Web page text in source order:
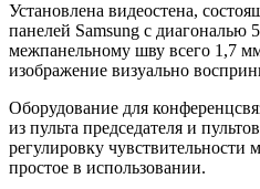
Установлена видеостена,
панелей Samsung с диагональю
межпанельному шву всего 1,7
изображение визуально
Оборудование для
из пульта председателя и
регулировку чувствительности
простое в использовании.